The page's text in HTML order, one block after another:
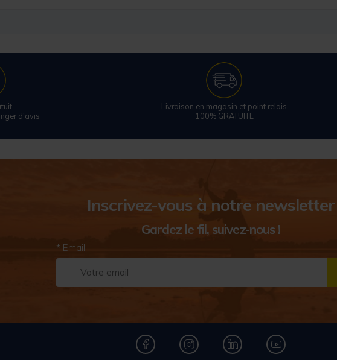
d'avis
Livraison en magasin et point relais
100% GRATUITE
Inscrivez-vous à notre newsletter
Gardez le fil, suivez-nous !
* Email